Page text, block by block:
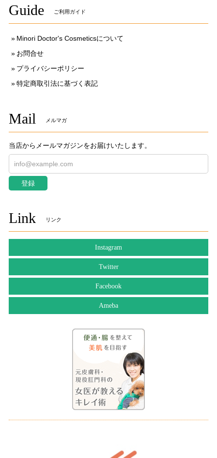
Guide ご利用ガイド
Minori Doctor's Cosmeticsについて
お問合せ
プライバシーポリシー
特定商取引法に基づく表記
Mail メルマガ
当店からメールマガジンをお届けいたします。
登録
Link リンク
Instagram
Twitter
Facebook
Ameba